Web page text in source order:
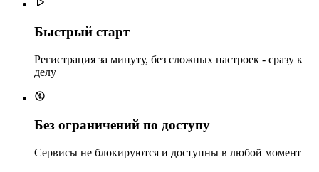
Быстрый старт
Регистрация за минуту, без сложных настроек - сразу к
делу
Без ограничений по доступу
Сервисы не блокируются и доступны в любой момент